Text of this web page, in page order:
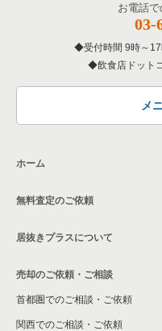
お電話
03-
受付時間 9時～
飲食店ドット
メ
ホーム
無料査定のご依頼
居抜きプラスについて
売却のご依頼・ご相談
首都圏でのご相談・ご依頼
関西でのご相談・ご依頼